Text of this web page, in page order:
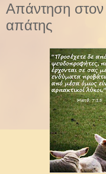
Απάντηση στον
απάτης